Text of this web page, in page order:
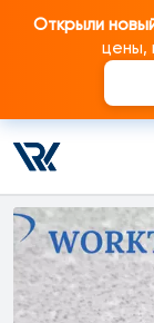
Открыли
цены,